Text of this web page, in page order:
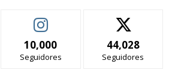
10,000
Seguidores
44,028
Seguidores